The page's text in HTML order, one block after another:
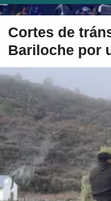
Cortes de
Bariloche por